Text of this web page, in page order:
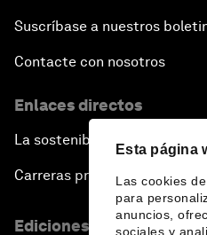
Esta página
Las cookies
para
anuncios,
sociales y
Suscríbase a nuestros
Contacte con nosotros
Enlaces directos
La sostenibilidad en el Foro
Carreras profesionales
Ediciones en otros